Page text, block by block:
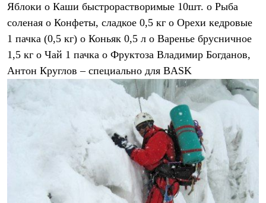
Яблоки o Каши быстрорастворимые 10шт. o Рыба
соленая o Конфеты, сладкое 0,5 кг o Орехи кедровые
1 пачка (0,5 кг) o Коньяк 0,5 л o Варенье брусничное
1,5 кг o Чай 1 пачка o Фруктоза Владимир Богданов,
Антон Круглов – специально для BASK